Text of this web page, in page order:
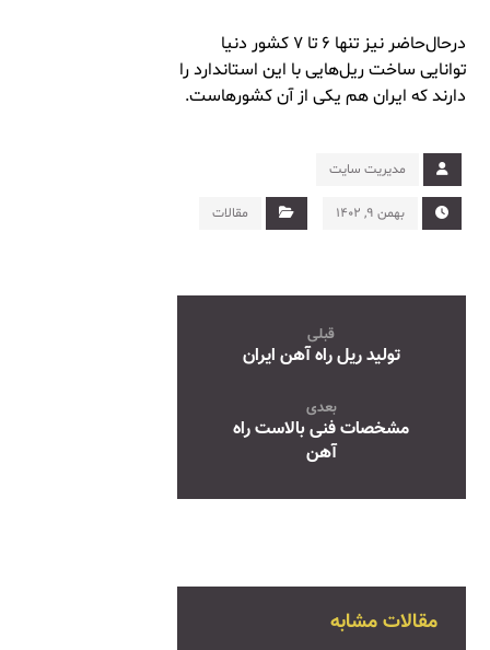
درحال‌حاضر نیز تنها ۶ تا ۷ کشور دنیا
توانایی ساخت ریل‌هایی با این استاندارد را
دارند که ایران هم یکی از آن‌ کشورهاست.
مدیریت سایت
بهمن ۹, ۱۴۰۲ مقالات
قبلی
تولید ریل راه آهن ایران
بعدی
مشخصات فنی بالاست راه
آهن
مقالات مشابه